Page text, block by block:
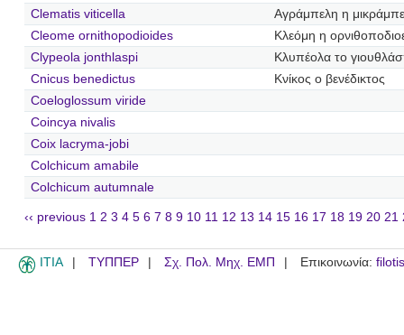
Clematis viticella
Αγράμπελη η
Cleome ornithopodioides
Κλεόμη η
Clypeola jonthlaspi
Κλυπέολα το
Cnicus benedictus
Κνίκος ο βενέδικτος
Coeloglossum viride
Coincya nivalis
Coix lacryma-jobi
Colchicum amabile
Colchicum autumnale
‹‹ previous 1 2 3 4 5 6 7 8 9 10 11 12 13 14 15 16 17 18 19 20 21
ITIA ΤΥΠΠΕΡ Σχ. Πολ. Μηχ. ΕΜΠ Επικοινωνία: